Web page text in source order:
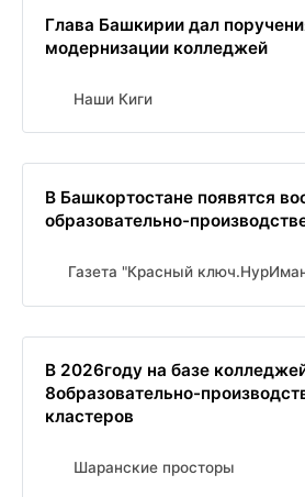
Глава Башкирии дал
модернизации колледжей
Наши Киги
В Башкортостане появятся
образовательно-
В 2026году на базе
8образовательно-
кластеров
Шаранские просторы